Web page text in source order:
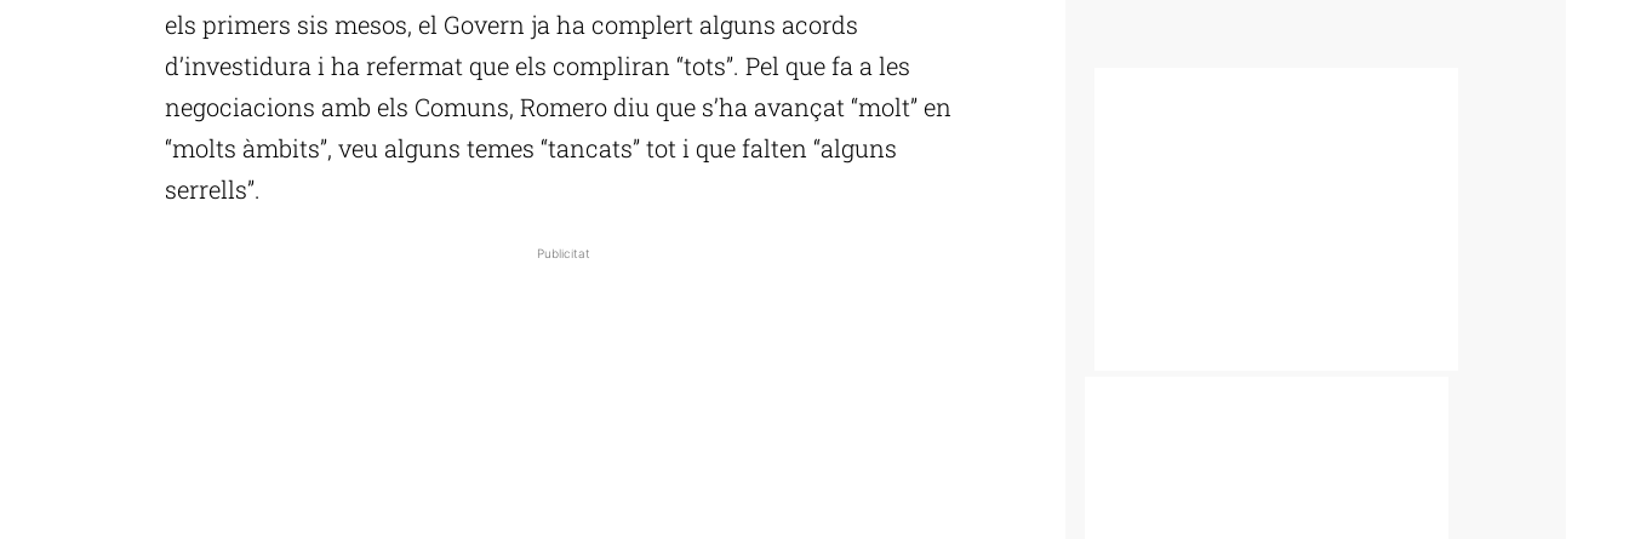
els primers sis mesos, el Govern ja ha complert alguns acords
d’investidura i ha refermat que els compliran “tots”. Pel que fa a les
negociacions amb els Comuns, Romero diu que s’ha avançat “molt” en
“molts àmbits”, veu alguns temes “tancats” tot i que falten “alguns
serrells”.
Publicitat